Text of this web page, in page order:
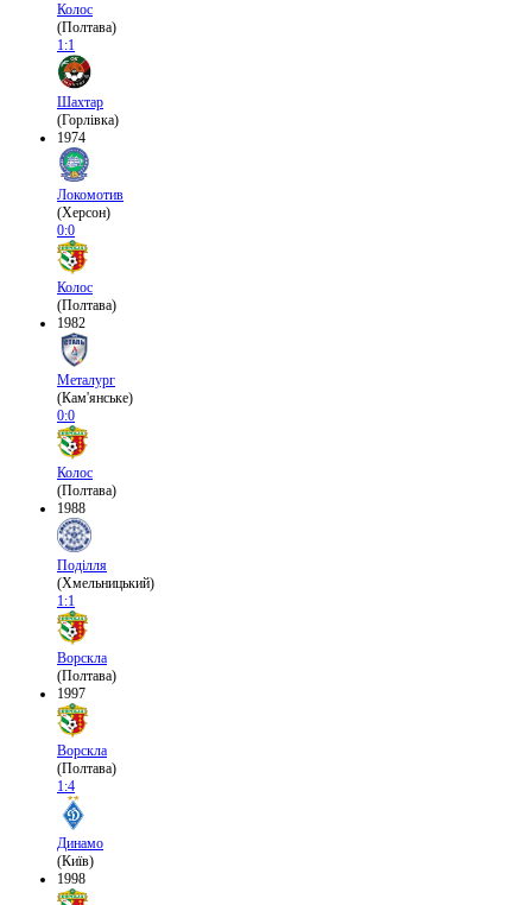
Колос
(Полтава)
1:1
Шахтар
(Горлівка)
1974
Локомотив
(Херсон)
0:0
Колос
(Полтава)
1982
Металург
(Кам'янське)
0:0
Колос
(Полтава)
1988
Поділля
(Хмельницький)
1:1
Ворскла
(Полтава)
1997
Ворскла
(Полтава)
1:4
Динамо
(Київ)
1998